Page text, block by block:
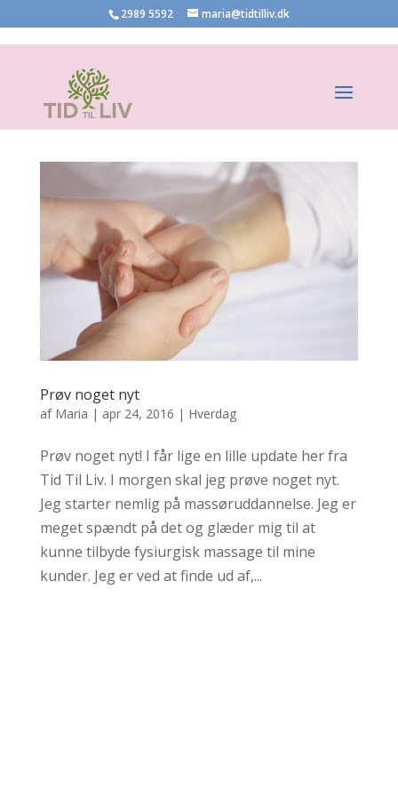
2989 5592 maria@tidtilliv.dk
Prøv noget nyt
af Maria | apr 24, 2016 | Hverdag
Prøv noget nyt! I får lige en lille update her fra
Tid Til Liv. I morgen skal jeg prøve noget nyt.
Jeg starter nemlig på massøruddannelse. Jeg er
meget spændt på det og glæder mig til at
kunne tilbyde fysiurgisk massage til mine
kunder. Jeg er ved at finde ud af,...